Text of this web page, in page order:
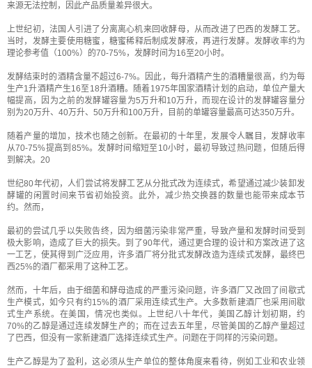
来源无法控制，因此产品质量差异很大。
上世纪初，法国人引进了分离离心机来回收酵母，从而改进了巴西的发酵工艺。
当时，发酵主要使用糖蜜，糖蜜稀释后制成发酵液，再进行发酵。发酵收率约为
理论参考值（100%）的70-75%，发酵时间为16至20小时。
发酵结束时的酒精含量不超过6-7%。因此，每升酒精产生的酒糟量很高，约为每
生产1升酒精产生16至18升酒糟。随着1975年国家酒精计划的启动，单位产量大
幅提高，因为之前的发酵罐容量为5万升和10万升，而现在设计的发酵罐容量分
别为20万升、40万升、50万升和100万升，目前的单罐容量最高可达350万升。
随着产量的增加，技术也随之创新。在最初的十年里，发展令人瞩目，发酵收率
从70-75%提高到85%。发酵时间缩短至10小时，最初导致过热问题，但随后得
到解决。20
世纪80年代初，人们尝试将发酵工艺从分批式改为连续式，希望通过减少装卸发
酵罐的闲置时间来节省初始投资。此外，减少热交换器的数量也能带来成本节
约。然而，
最初的尝试几乎以失败告终，因为细菌污染非常严重，导致产量和发酵时间受到
极大影响，造成了巨大的损失。到了90年代，通过更合理的设计和方案改进了这
一工艺，使其得到广泛应用，许多酒厂将分批式发酵改造为连续式发酵，最终巴
西25%的酒厂都采用了这种工艺。
然而，十年后，由于细菌和酵母造成的严重污染问题，许多酒厂又改回了间歇式
生产模式，如今只有约15%的酒厂采用连续式生产。大多数新建酒厂也采用间歇
式生产系统。在美国，情况也类似。上世纪八十年代，美国乙醇计划初期，约
70%的乙醇是通过连续发酵生产的；而在过去五年里，尽管美国的乙醇产量超过
了巴西，但没有一家新建酒厂选择连续式生产。问题在于同样的污染问题。
生产乙醇是为了盈利，这必须从生产单位的整体角度来看待，例如工业和农业领